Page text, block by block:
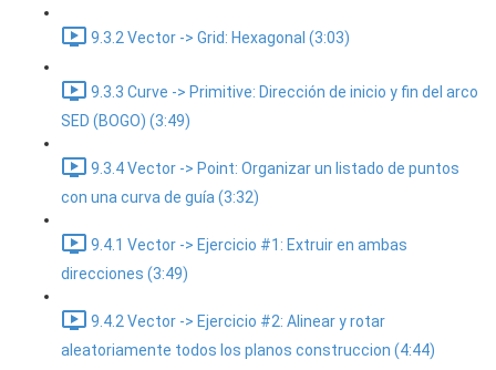
9.3.2 Vector -> Grid: Hexagonal (3:03)
9.3.3 Curve -> Primitive: Dirección de inicio y fin del arco
SED (BOGO) (3:49)
9.3.4 Vector -> Point: Organizar un listado de puntos
con una curva de guía (3:32)
9.4.1 Vector -> Ejercicio #1: Extruir en ambas
direcciones (3:49)
9.4.2 Vector -> Ejercicio #2: Alinear y rotar
aleatoriamente todos los planos construccion (4:44)